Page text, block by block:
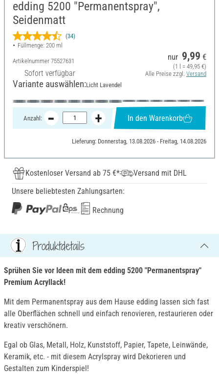
edding 5200 "Permanentspray",
Seidenmatt
(34)
Füllmenge: 200 ml
Artikelnummer 75527631
Sofort verfügbar
nur 9,99 €
(1 l = 49,95 €)
Alle Preise zzgl. Versand
Variante auswählen:Licht Lavendel
Anzahl: In den Warenkorb
Lieferung: Donnerstag, 13.08.2026 - Freitag, 14.08.2026
Kostenloser Versand ab 75 €*
Versand mit DHL
Unsere beliebtesten Zahlungsarten:
Rechnung
Produktdetails
Sprühen Sie vor Ideen mit dem edding 5200 "Permanentspray"
Premium Acryllack!
Mit dem Permanentspray aus dem Hause edding lassen sich fast
alle Oberflächen schnell und einfach renovieren, restaurieren oder
kreativ verschönern.
Egal ob Glas, Metall, Holz, Kunststoff, Papier, Tapete, Leinwände,
Keramik, etc. - mit diesem Acrylspray wird Dekorieren und
Gestalten zum Kinderspiel!